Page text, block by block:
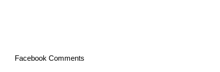
Facebook Comments